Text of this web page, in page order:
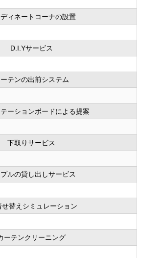
ィネートコーナの設置
D.I.Yサービス
テンの出前システム
ーションボードによる提案
下取りサービス
ルの貸し出しサービス
せ替えシミュレーション
ーテンクリーニング